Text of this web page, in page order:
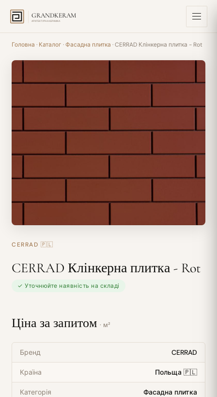
GRANDKERAM
АРХІТЕКТУРНА КЕРАМІКА
Головна · Каталог ·Фасадна плитка · CERRAD Клінкерна плитка - Rot
CERRAD 🇵🇱
CERRAD Клінкерна плитка - Rot
✓ Уточнюйте наявність на складі
Ціна за запитом · м²
Бренд CERRAD
Країна Польща 🇵🇱
Категорія Фасадна плитка